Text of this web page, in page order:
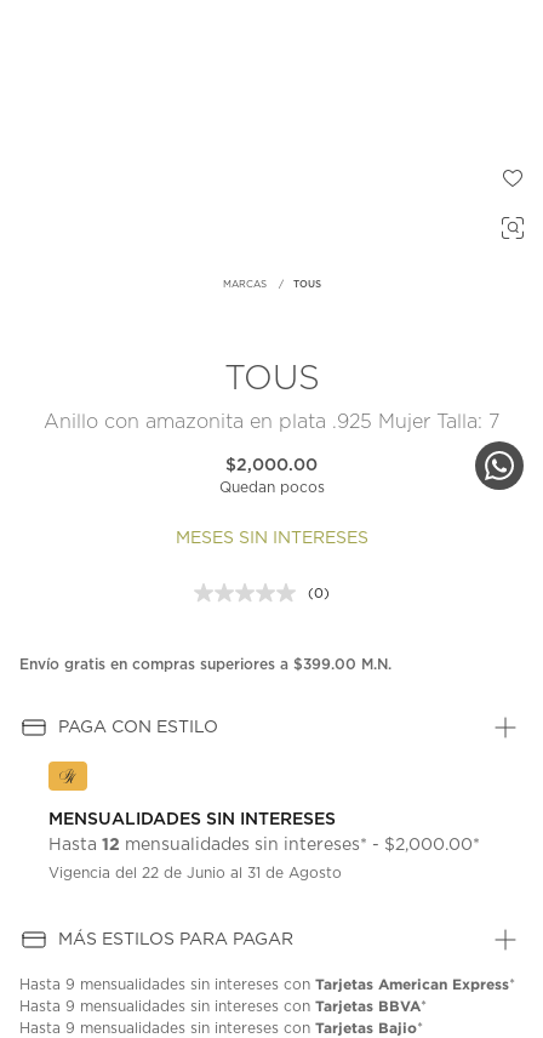
MARCAS TOUS
TOUS
Anillo con amazonita en plata .925 Mujer Talla: 7
$2,000.00
Quedan pocos
MESES SIN INTERESES
Sin
en
(0)
Envío gratis en compras superiores a $399.00 M.N.
PAGA CON ESTILO
MENSUALIDADES SIN INTERESES
Hasta 12 mensualidades sin intereses* - $2,000.00*
Vigencia del 22 de Junio al 31 de Agosto
MÁS ESTILOS PARA PAGAR
Hasta 9 mensualidades sin intereses con Tarjetas American Express*
Hasta 9 mensualidades sin intereses con Tarjetas BBVA*
Hasta 9 mensualidades sin intereses con Tarjetas Bajio*